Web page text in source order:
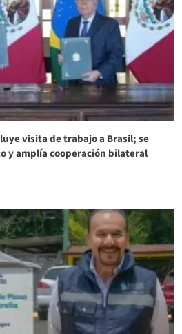
visita de trabajo a Brasil; se
y amplía cooperación bilateral